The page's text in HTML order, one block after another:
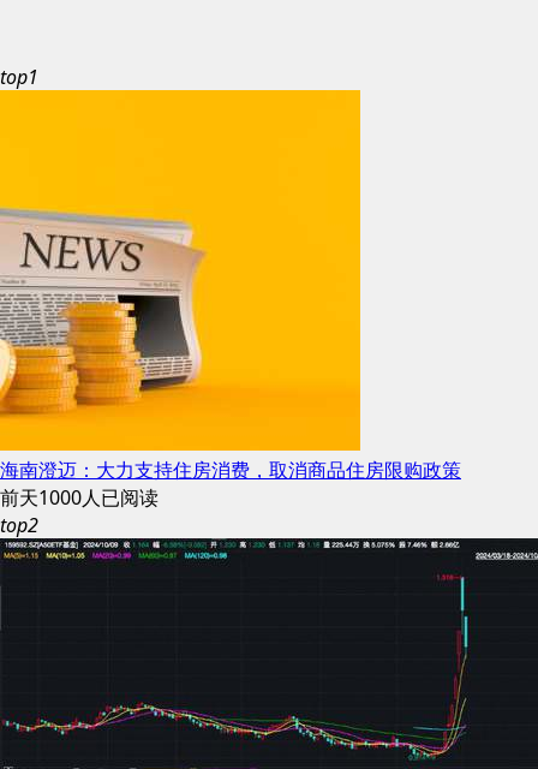
top1
海南澄迈：大力支持住房消费，取消商品住房限购政策
前天1000人已阅读
top2